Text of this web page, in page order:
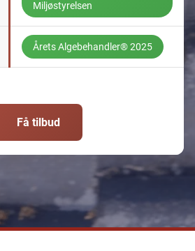
Miljøstyrelsen
Årets Algebehandler® 2025
Få tilbud